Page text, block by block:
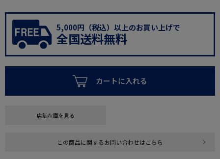
5,000円（税込）以上のお買い上げで
全国送料無料
カートに入れる
店舗在庫を見る
この商品に関するお問い合わせはこちら